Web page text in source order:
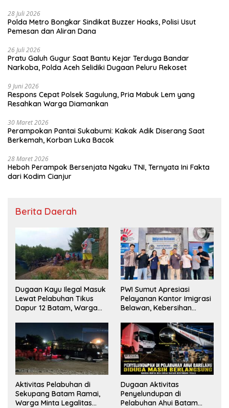
28 Juli 2026
Polda Metro Bongkar Sindikat Buzzer Hoaks, Polisi Usut
Pemesan dan Aliran Dana
26 Juli 2026
Pratu Galuh Gugur Saat Bantu Kejar Terduga Bandar
Narkoba, Polda Aceh Selidiki Dugaan Peluru Rekoset
9 Juni 2026
Respons Cepat Polsek Sagulung, Pria Mabuk Lem yang
Resahkan Warga Diamankan
30 Maret 2026
Perampokan Pantai Sukabumi: Kakak Adik Diserang Saat
Berkemah, Korban Luka Bacok
28 Maret 2026
Heboh Perampok Bersenjata Ngaku TNI, Ternyata Ini Fakta
dari Kodim Cianjur
Berita Daerah
Dugaan Kayu Ilegal Masuk
Lewat Pelabuhan Tikus
Dapur 12 Batam, Warga
Pengecekan
PWI Sumut Apresiasi
Pelayanan Kantor Imigrasi
Belawan, Kebersihan
Aktivitas Pelabuhan di
Sekupang Batam Ramai,
Warga Minta Legalitas
Dugaan Aktivitas
Penyelundupan di
Pelabuhan Ahui Batam